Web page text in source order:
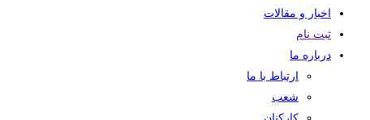
اخبار و مقالات
ثبت نام
درباره ما
ارتباط با ما
شعب